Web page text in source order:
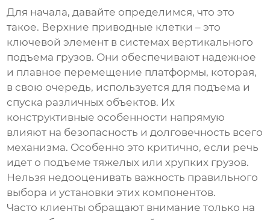
Для начала, давайте определимся, что это
такое. Верхние приводные клетки – это
ключевой элемент в системах вертикального
подъема грузов. Они обеспечивают надежное
и плавное перемещение платформы, которая,
в свою очередь, используется для подъема и
спуска различных объектов. Их
конструктивные особенности напрямую
влияют на безопасность и долговечность всего
механизма. Особенно это критично, если речь
идет о подъеме тяжелых или хрупких грузов.
Нельзя недооценивать важность правильного
выбора и установки этих компонентов.
Часто клиенты обращают внимание только на